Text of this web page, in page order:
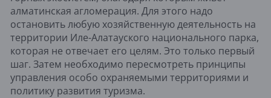
алматинская агломерация. Для этого надо
остановить любую хозяйственную деятельность на
территории Иле-Алатауского национального парка,
которая не отвечает его целям. Это только первый
шаг. Затем необходимо пересмотреть принципы
управления особо охраняемыми территориями и
политику развития туризма.